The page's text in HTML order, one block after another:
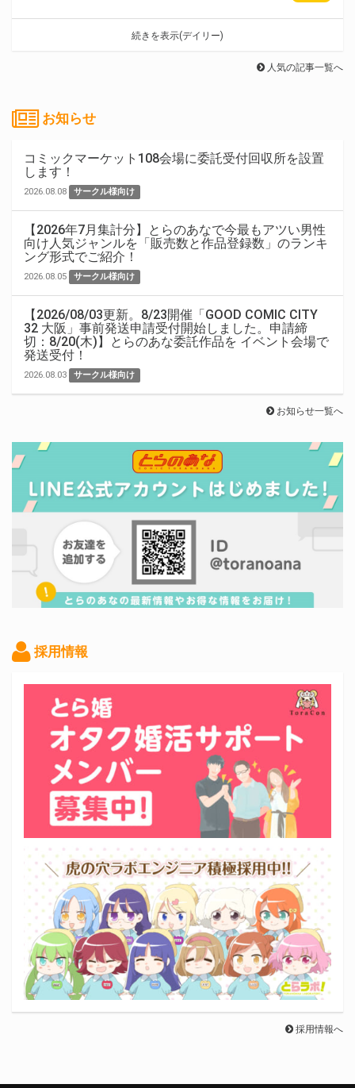
続きを表示(デイリー)
人気の記事一覧へ
お知らせ
コミックマーケット108会場に委託受付回収所を設置
します！
2026.08.08 サークル様向け
【2026年7月集計分】とらのあなで今最もアツい男性
向け人気ジャンルを「販売数と作品登録数」のランキ
ング形式でご紹介！
2026.08.05 サークル様向け
【2026/08/03更新。8/23開催「GOOD COMIC CITY
32 大阪」事前発送申請受付開始しました。申請締
切：8/20(木)】とらのあな委託作品を イベント会場で
発送受付！
2026.08.03 サークル様向け
お知らせ一覧へ
採用情報
採用情報へ